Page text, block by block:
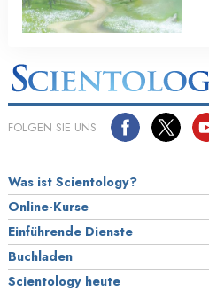
FOLGEN SIE UNS
Was ist Scientology?
Online-Kurse
Einführende Dienste
Buchladen
Scientology heute